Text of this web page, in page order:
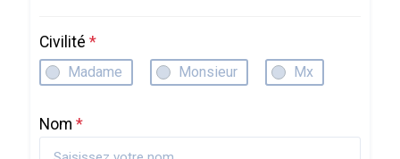
Civilité *
Madame Monsieur Mx
Nom *